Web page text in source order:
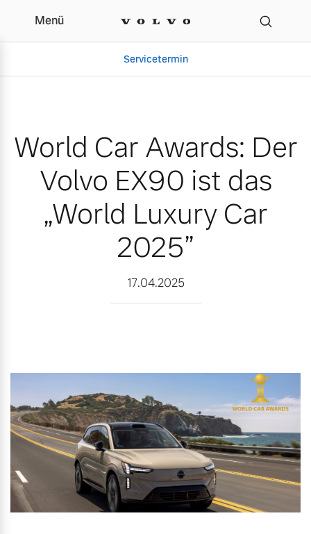
World Car Awards: Der
Menü
Servicetermin
Aktuelle Zubehörangebote
Volvo Gebrauchtwagenbörse
Aktuelle Zubehörangebote
Zubehörkatalog
Aktuelle Serviceangebote
Service by Volvo
World Car Awards: Der
Volvo EX90 ist das
„World Luxury Car
2025”
17.04.2025